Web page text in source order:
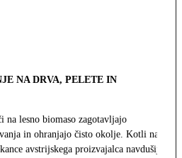
NA DRVA, PELETE IN
na lesno biomaso zagotavljajo
in ohranjajo čisto okolje. Kotli na
avstrijskega proizvajalca navdušijo